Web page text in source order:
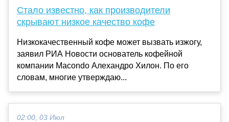
Стало известно, как производители
скрывают низкое качество кофе
Низкокачественный кофе может вызвать изжогу,
заявил РИА Новости основатель кофейной
компании Macondo Алехандро Хилон. По его
словам, многие утверждаю...
02:00, 03 Июл